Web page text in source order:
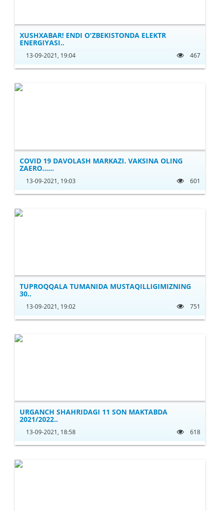
XUSHXABAR! ENDI O'ZBEKISTONDA ELEKTR
ENERGIYASI..
13-09-2021, 19:04 467
COVID 19 DAVOLASH MARKAZI. VAKSINA OLING
ZAERO......
13-09-2021, 19:03 601
TUPROQQALA TUMANIDA MUSTAQILLIGIMIZNING
30..
13-09-2021, 19:02 751
URGANCH SHAHRIDAGI 11 SON MAKTABDA
2021/2022..
13-09-2021, 18:58 618